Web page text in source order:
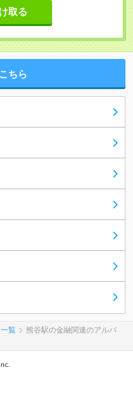
取る
ちら
覧
熊谷駅の金融関連のアルバ